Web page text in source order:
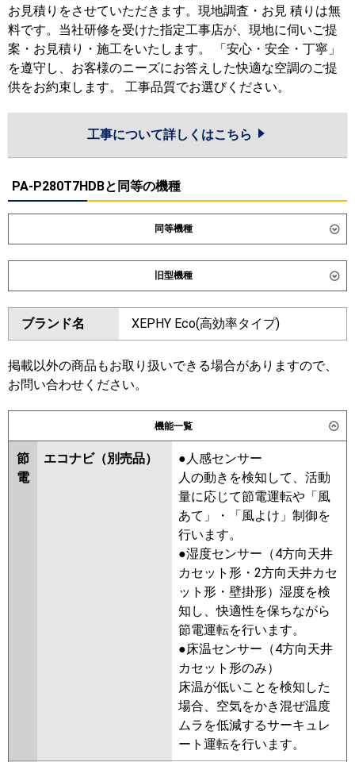
お見積りをさせていただきます。現地調査・お見 積りは無
料です。当社研修を受けた指定工事店が、現地に伺いご提
案・お見積り・施工をいたします。 「安心・安全・丁寧」
を遵守し、お客様のニーズにお答えした快適な空調のご提
供をお約束します。 工事品質でお選びください。
工事について詳しくはこちら
PA-P280T7HDBと同等の機種
同等機種
ダイキン SZRH280CD SZRH280CND
東芝 GCSB28014XU GCSB28014MUB
GPSB28013MUB
三菱電機 PCZX-ERMP280K6 PCZX-
ERMP280KL6
日立 RPC-GP280RSHP5
FDEV2806HP6S
パナソニック PA-P280T7HDC PA-P280T7HDNC
PA-P280T7HDNCX
旧型機種
ダイキン SZRT280BAD SZRH280BAD
SZRH280BAND SZRT280BD
SZRH280BND SZRH280BD
SZRJH280BD SZRU280BD
SZRU280BND
SZRH280AD
SZRU280AD SZZT280CJD
SZZH280CJD SZZH280CJND
SZZU280CJD SZZU280CJND
GCSB28013XU
GCSB28013MUB
RPSB28033MUB
RPSB28033MU RCSB28043MU
RCSB28043XU RPSB28033M
RCSB28033M RCSB28033X
APSB28037M
APSB28057M
ACSB28037M ACSB28037X
ACSB28087M ACSB28087X
PCZX-ERMP280K5 PCZX-
ERMP280KL5 PCZX-ERMP280K4
PCZX-ERMP280KL4 PCZX-
ERMP280K3
PCZX-ERMP280KL3
PCZX-ERMP280H2 PCZX-
ブランド名 XEPHY Eco(高効率タイプ)
掲載以外の商品もお取り扱いできる場合がありますので、
お問い合わせください。
機能一覧
節
電
エコナビ（別売品）
●人感センサー
人の動きを検知して、活動
量に応じて節電運転や「風
あて」・「風よけ」制御を
行います。
●湿度センサー（4方向天井
カセット形・2方向天井カセ
ット形・壁掛形）湿度を検
知し、快適性を保ちながら
節電運転を行います。
●床温センサー（4方向天井
カセット形のみ）
床温が低いことを検知した
場合、空気をかき混ぜ温度
ムラを低減するサーキュレ
ート運転を行います。